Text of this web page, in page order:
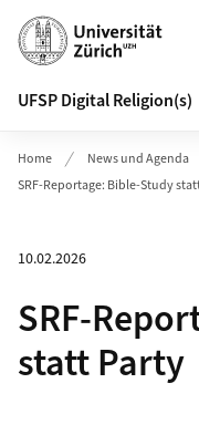
Header
UFSP Digital Religion(s)
Home News und Agenda
SRF-Reportage: Bible-Study
10.02.2026
SRF-
statt Party